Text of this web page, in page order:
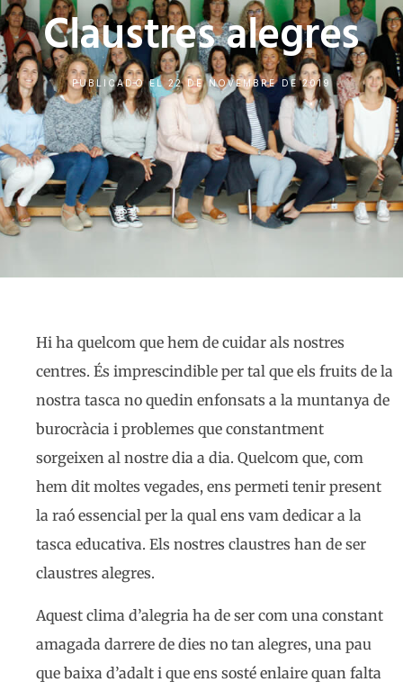
Claustres alegres
PUBLICADO EL22 DE NOVEMBRE DE 2019
Hi ha quelcom que hem de cuidar als nostres
centres. És imprescindible per tal que els fruits de la
nostra tasca no quedin enfonsats a la muntanya de
burocràcia i problemes que constantment
sorgeixen al nostre dia a dia. Quelcom que, com
hem dit moltes vegades, ens permeti tenir present
la raó essencial per la qual ens vam dedicar a la
tasca educativa. Els nostres claustres han de ser
claustres alegres.
Aquest clima d’alegria ha de ser com una constant
amagada darrere de dies no tan alegres, una pau
que baixa d’adalt i que ens sosté enlaire quan falta